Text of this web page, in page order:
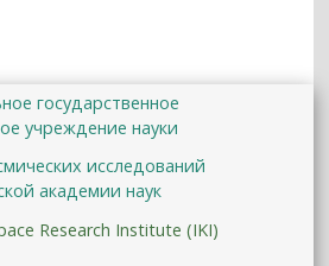
государственное
учреждение науки
исследований
академии наук
Research Institute (IKI)